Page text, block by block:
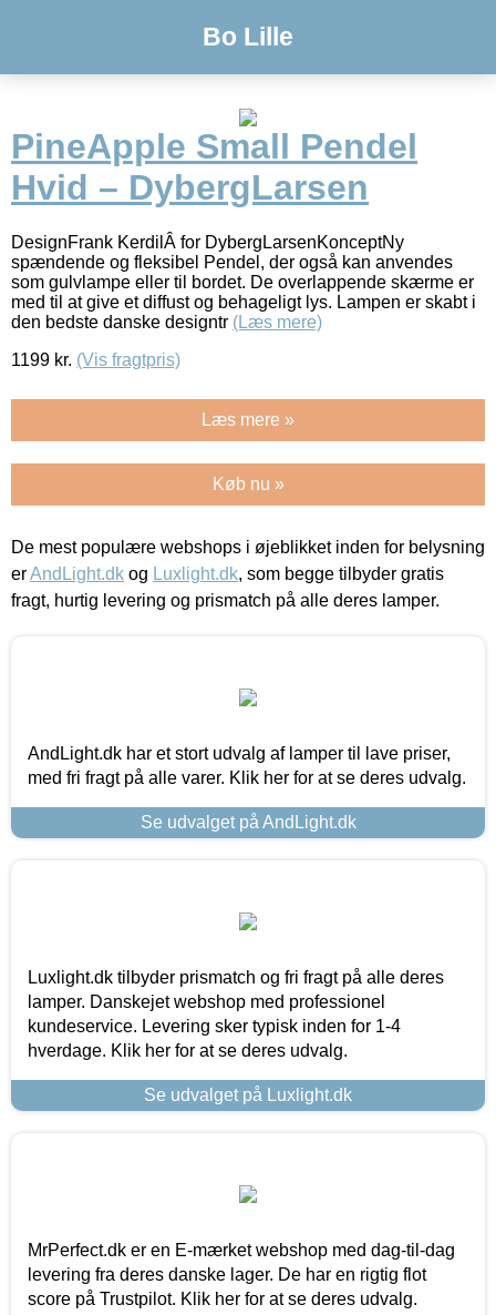
Bo Lille
PineApple Small Pendel
Hvid – DybergLarsen
DesignFrank KerdilÂ for DybergLarsenKonceptNy
spændende og fleksibel Pendel, der også kan anvendes
som gulvlampe eller til bordet. De overlappende skærme er
med til at give et diffust og behageligt lys. Lampen er skabt i
den bedste danske designtr (Læs mere)
1199 kr. (Vis fragtpris)
Læs mere »
Køb nu »
De mest populære webshops i øjeblikket inden for belysning
erAndLight.dk og Luxlight.dk, som begge tilbyder gratis
fragt, hurtig levering og prismatch på alle deres lamper.
AndLight.dk har et stort udvalg af lamper til lave priser,
med fri fragt på alle varer. Klik her for at se deres udvalg.
Se udvalget på AndLight.dk
Luxlight.dk tilbyder prismatch og fri fragt på alle deres
lamper. Danskejet webshop med professionel
kundeservice. Levering sker typisk inden for 1-4
hverdage. Klik her for at se deres udvalg.
Se udvalget på Luxlight.dk
MrPerfect.dk er en E-mærket webshop med dag-til-dag
levering fra deres danske lager. De har en rigtig flot
score på Trustpilot. Klik her for at se deres udvalg.